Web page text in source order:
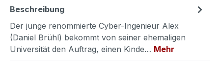
Beschreibung
Der junge renommierte Cyber-Ingenieur Alex
(Daniel Brühl) bekommt von seiner ehemaligen
Universität den Auftrag, einen Kinde… Mehr